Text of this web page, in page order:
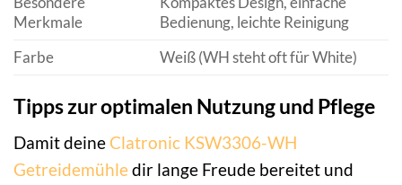
Merkmale
Bedienung, leichte Reinigung
Farbe
Weiß (WH steht oft für White)
Tipps zur optimalen Nutzung und Pflege
Damit deine Clatronic KSW3306-WH
Getreidemühledir lange Freude bereitet und